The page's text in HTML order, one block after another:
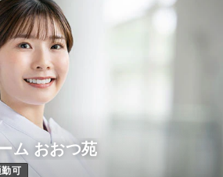
しています。また、同社の案件は生活
クリニックへの出入りが多いことが特
、さまざまな話ができることも、CRC
います。
ム おおつ苑
可